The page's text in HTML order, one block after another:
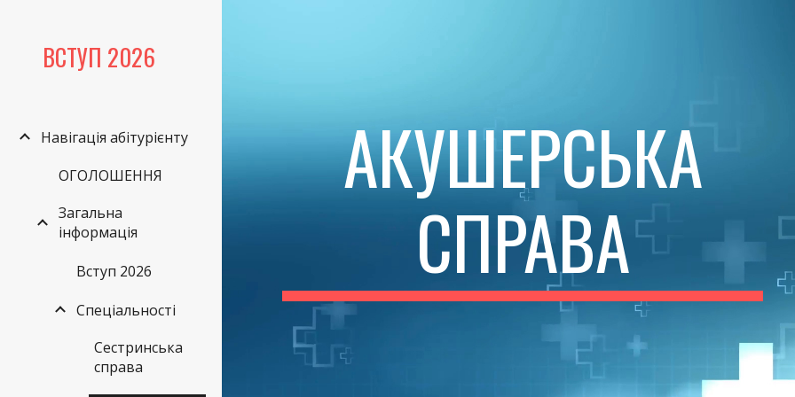
ВСТУП 2026
Навігація абітурієнту
ОГОЛОШЕННЯ
Загальна
інформація
Вступ 2026
Спеціальності
Сестринська
справа
АКУШЕРСЬКА
СПРАВА